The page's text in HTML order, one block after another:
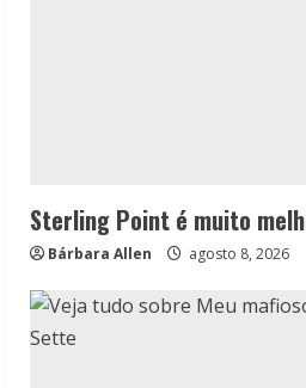
Sterling Point é muito
Bárbara Allen agosto 8, 2026